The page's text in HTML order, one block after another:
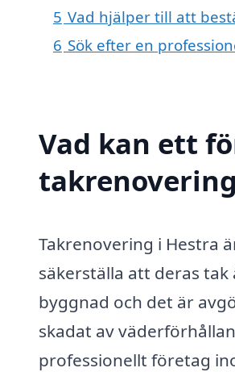
5 Vad hjälper till att
6 Sök efter en
Vad kan ett
Takrenovering i Hestra
säkerställa att deras
byggnad och det är
skadat av
professionellt företag